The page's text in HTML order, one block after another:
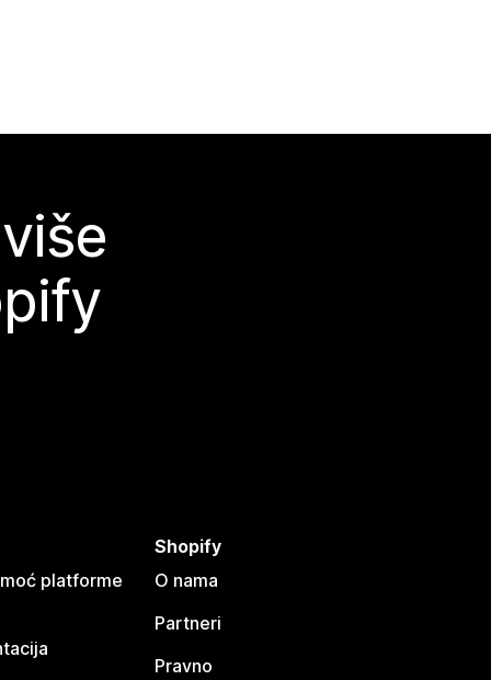
platforme
Shopify
O nama
Partneri
Pravno